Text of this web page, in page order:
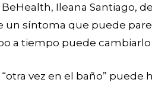
BeHealth, Ileana Santiago,
un síntoma que puede
a tiempo puede
vez en el baño”